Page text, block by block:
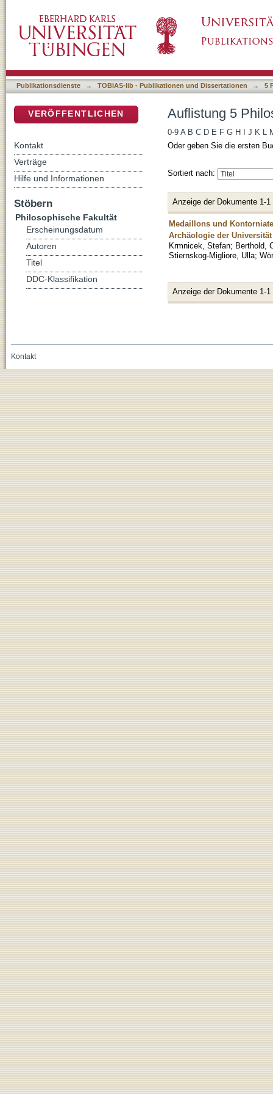
Publikationsdienste → TOBIAS-lib - Publikationen und Dissertationen → 5
Auflistung 5
0-9 A B C D E F G H J K L
Oder geben Sie die ersten
Sortiert nach:
Anzeige der Dokumente 1-1
Medaillons und
Archäologie der
Krmnicek, Stefan; Berthold,
Stiernskog-Migliore, Ulla;
Anzeige der Dokumente 1-1
VERÖFFENTLICHEN
Kontakt
Verträge
Hilfe und Informationen
Stöbern
Philosophische Fakultät
Erscheinungsdatum
Autoren
Titel
DDC-Klassifikation
Kontakt